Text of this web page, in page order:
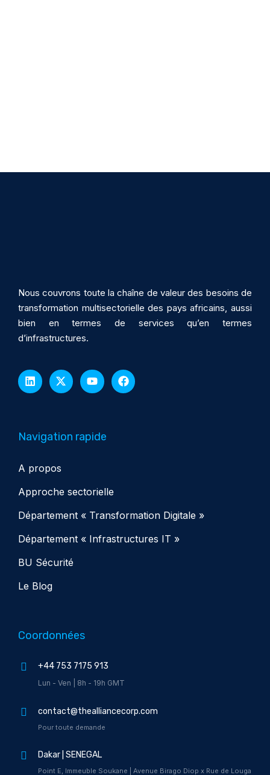
Nous couvrons toute la chaîne de valeur des besoins de
transformation multisectorielle des pays africains, aussi
bien en termes de services qu’en termes
d’infrastructures.
Navigation rapide
A propos
Approche sectorielle
Département « Transformation Digitale »
Département « Infrastructures IT »
BU Sécurité
Le Blog
Coordonnées
+44 753 7175 913
Lun - Ven | 8h - 19h GMT
contact@thealliancecorp.com
Pour toute demande
Dakar | SENEGAL
Point E, Immeuble Soukane | Avenue Birago Diop x Rue de Louga